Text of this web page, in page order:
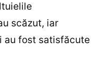
scăzut, iar
au fost satisfăcute